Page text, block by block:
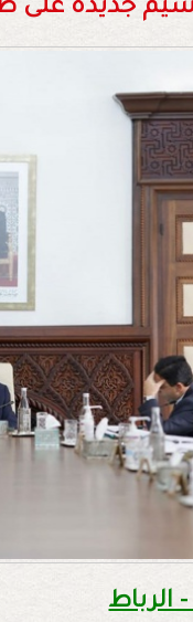
جديدة على
- الرباط